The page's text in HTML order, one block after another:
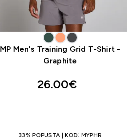
MP Men's Training Grid T-Shirt -
Graphite
26.00€‎
33% POPUSTA | KOD: MYPHR